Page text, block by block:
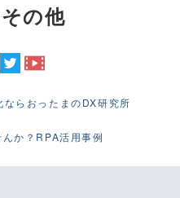
の他
らおったまのDX研究所
か？RPA活用事例